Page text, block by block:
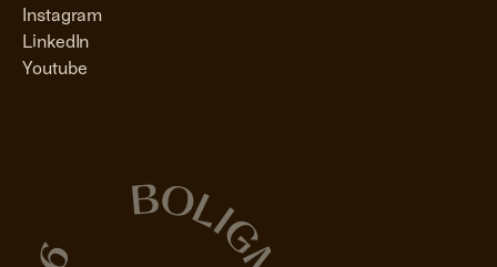
Instagram
LinkedIn
Youtube